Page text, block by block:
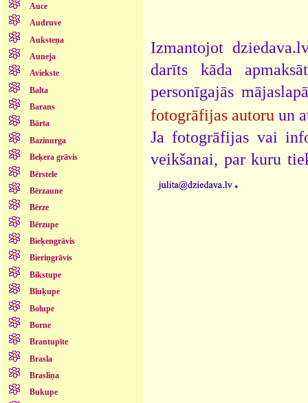
Auce
Audruve
Auksteņa
Auneja
Aviekste
Balta
Barans
Bārta
Bazinurga
Beķera grāvis
Bērstele
Bērzaune
Bērze
Bērzupe
Bieķengrāvis
Bieriņgrāvis
Bikstupe
Bluķupe
Bolupe
Borne
Brantupīte
Brasla
Brasliņa
Bukupe
Izmantojot
darīts kāda
personīgajās
fotogrāfijas autoru un
Ja fotogrāfijas vai
veikšanai, par kuru
.